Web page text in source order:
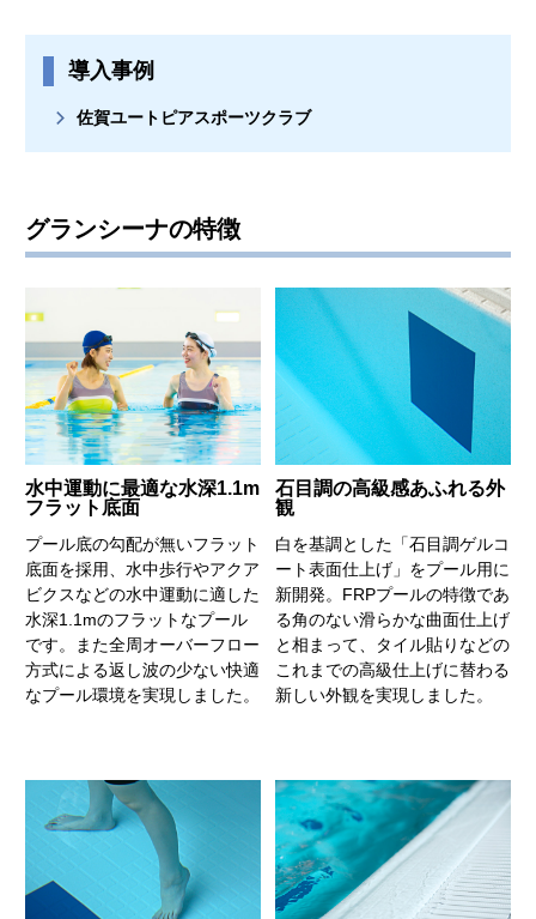
導入事例
佐賀ユートピアスポーツクラブ
グランシーナの特徴
水中運動に最適な水深1.1m
フラット底面
プール底の勾配が無いフラット
底面を採用、水中歩行やアクア
ビクスなどの水中運動に適した
水深1.1mのフラットなプール
です。また全周オーバーフロー
方式による返し波の少ない快適
なプール環境を実現しました。
石目調の高級感あふれる外
観
白を基調とした「石目調ゲルコ
ート表面仕上げ」をプール用に
新開発。FRPプールの特徴であ
る角のない滑らかな曲面仕上げ
と相まって、タイル貼りなどの
これまでの高級仕上げに替わる
新しい外観を実現しました。